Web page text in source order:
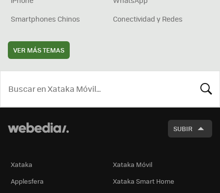
Smartphones Chinos
Conectividad y Redes
VER MÁS TEMAS
SUBIR
Xataka
Xataka Móvil
Applesfera
Xataka Smart Home